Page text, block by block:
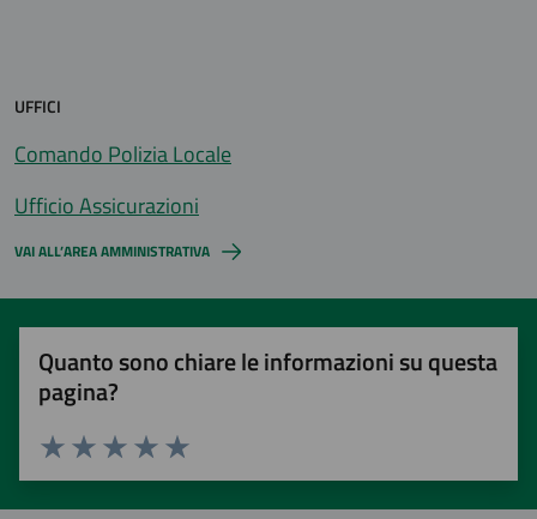
UFFICI
Comando Polizia Locale
Ufficio Assicurazioni
VAI ALL’AREA AMMINISTRATIVA
Quanto sono chiare le informazioni su questa
pagina?
Valuta 5 stelle su 5
Valuta 4 stelle su 5
Valuta 3 stelle su 5
Valuta 2 stelle su 5
Valuta 1 stelle su 5